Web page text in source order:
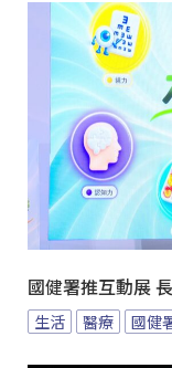
國健署推互動展
生活 醫療 國健